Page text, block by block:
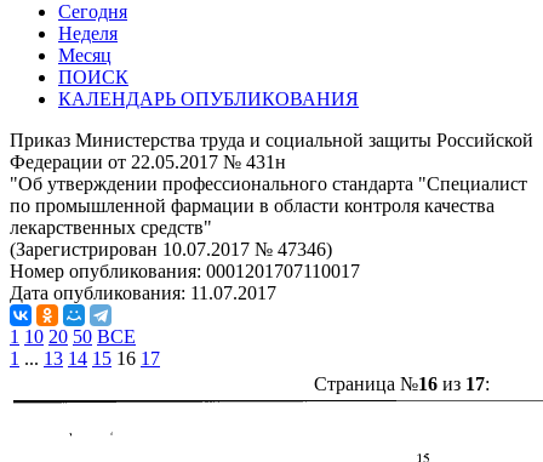
Сегодня
Неделя
Месяц
ПОИСК
КАЛЕНДАРЬ ОПУБЛИКОВАНИЯ
Приказ Министерства труда и социальной защиты Российской
Федерации от 22.05.2017 № 431н
"Об утверждении профессионального стандарта "Специалист
по промышленной фармации в области контроля качества
лекарственных средств"
(Зарегистрирован 10.07.2017 № 47346)
Номер опубликования: 0001201707110017
Дата опубликования: 11.07.2017
1 10 20 50 ВСЕ
1 ... 13 14 15 16 17
Страница №16из 17: